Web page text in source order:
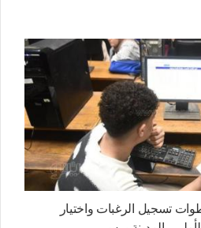
2026.. خطوات تسجيل الرغبات واختيار